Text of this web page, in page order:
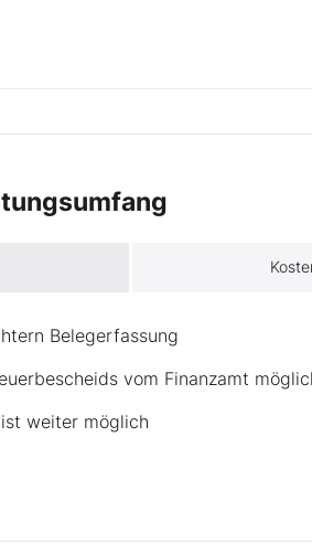
Belegerfassung
vom Finanzamt
weiter möglich